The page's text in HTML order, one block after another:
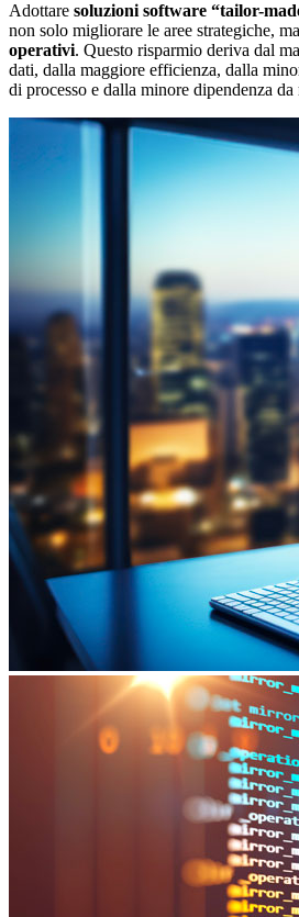
Adottare soluzioni software “tailor-
non solo migliorare le aree strategiche,
operativi. Questo risparmio deriva dal
dati, dalla maggiore efficienza, dalla
di processo e dalla minore dipendenza da